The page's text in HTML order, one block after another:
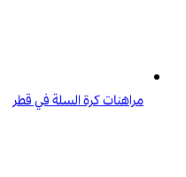
مراهنات كرة السلة في قطر